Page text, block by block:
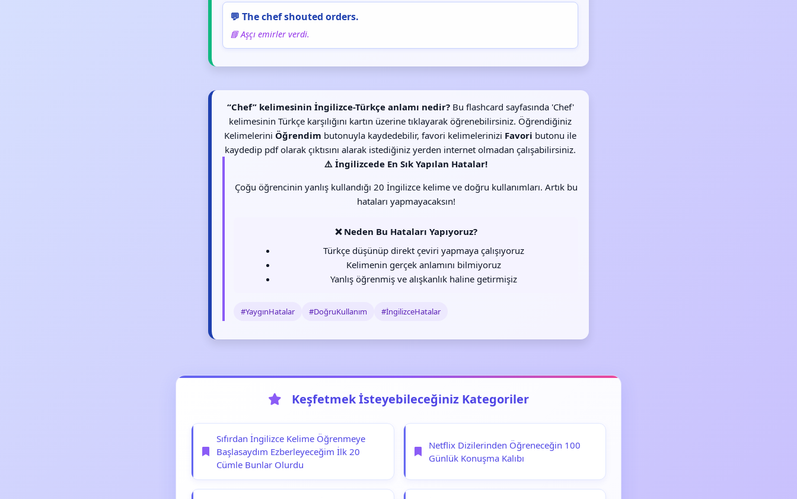
💬 The chef shouted orders.
📘 Aşçı emirler verdi.
“Chef” kelimesinin İngilizce-Türkçe anlamı nedir?Bu flashcard sayfasında 'Chef'
kelimesinin Türkçe karşılığını kartın üzerine tıklayarak öğrenebilirsiniz. Öğrendiğiniz
Kelimelerini Öğrendim butonuyla kaydedebilir, favori kelimelerinizi Favori butonu ile
kaydedip pdf olarak çıktısını alarak istediğiniz yerden internet olmadan çalışabilirsiniz.
⚠️ İngilizcede En Sık Yapılan Hatalar!
Çoğu öğrencinin yanlış kullandığı 20 İngilizce kelime ve doğru kullanımları. Artık bu
hataları yapmayacaksın!
❌ Neden Bu Hataları Yapıyoruz?
Türkçe düşünüp direkt çeviri yapmaya çalışıyoruz
Kelimenin gerçek anlamını bilmiyoruz
Yanlış öğrenmiş ve alışkanlık haline getirmişiz
#YaygınHatalar #DoğruKullanım #İngilizceHatalar
Keşfetmek İsteyebileceğiniz Kategoriler
Sıfırdan İngilizce Kelime Öğrenmeye
Başlasaydım Ezberleyeceğim İlk 20
Cümle Bunlar Olurdu
Netflix Dizilerinden Öğreneceğin 100
Günlük Konuşma Kalıbı